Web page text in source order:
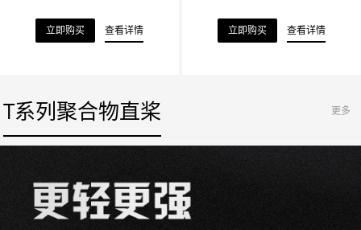
立即购买 查看详情 立即购买 查看详情
T系列聚合物直桨 更多